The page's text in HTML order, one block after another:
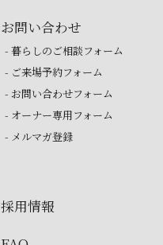
お問い合わせ
- 暮らしのご相談フォーム
- ご来場予約フォーム
- お問い合わせフォーム
- オーナー専用フォーム
- メルマガ登録
採用情報